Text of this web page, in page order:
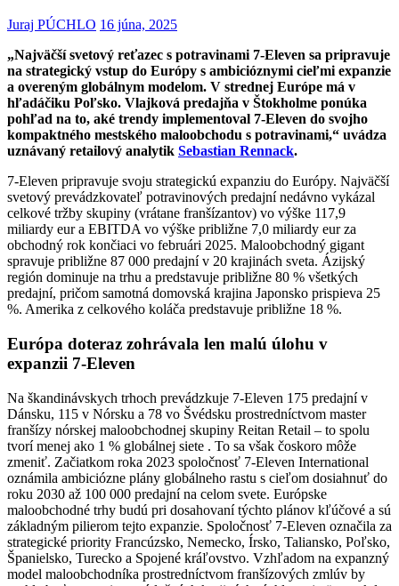
Juraj PÚCHLO 16 júna, 2025
„Najväčší svetový reťazec s potravinami 7-Eleven sa pripravuje
na strategický vstup do Európy s ambicióznymi cieľmi expanzie
a overeným globálnym modelom. V strednej Európe má v
hľadáčiku Poľsko. Vlajková predajňa v Štokholme ponúka
pohľad na to, aké trendy implementoval 7-Eleven do svojho
kompaktného mestského maloobchodu s potravinami,“ uvádza
uznávaný retailový analytik Sebastian Rennack.
7-Eleven pripravuje svoju strategickú expanziu do Európy. Najväčší
svetový prevádzkovateľ potravinových predajní nedávno vykázal
celkové tržby skupiny (vrátane franšízantov) vo výške 117,9
miliardy eur a EBITDA vo výške približne 7,0 miliardy eur za
obchodný rok končiaci vo februári 2025. Maloobchodný gigant
spravuje približne 87 000 predajní v 20 krajinách sveta. Ázijský
región dominuje na trhu a predstavuje približne 80 % všetkých
predajní, pričom samotná domovská krajina Japonsko prispieva 25
%. Amerika z celkového koláča predstavuje približne 18 %.
Európa doteraz zohrávala len malú úlohu v
expanzii 7-Eleven
Na škandinávskych trhoch prevádzkuje 7-Eleven 175 predajní v
Dánsku, 115 v Nórsku a 78 vo Švédsku prostredníctvom master
franšízy nórskej maloobchodnej skupiny Reitan Retail – to spolu
tvorí menej ako 1 % globálnej siete . To sa však čoskoro môže
zmeniť. Začiatkom roka 2023 spoločnosť 7-Eleven International
oznámila ambiciózne plány globálneho rastu s cieľom dosiahnuť do
roku 2030 až 100 000 predajní na celom svete. Európske
maloobchodné trhy budú pri dosahovaní týchto plánov kľúčové a sú
základným pilierom tejto expanzie. Spoločnosť 7-Eleven označila za
strategické priority Francúzsko, Nemecko, Írsko, Taliansko, Poľsko,
Španielsko, Turecko a Spojené kráľovstvo. Vzhľadom na expanzný
model maloobchodníka prostredníctvom franšízových zmlúv by